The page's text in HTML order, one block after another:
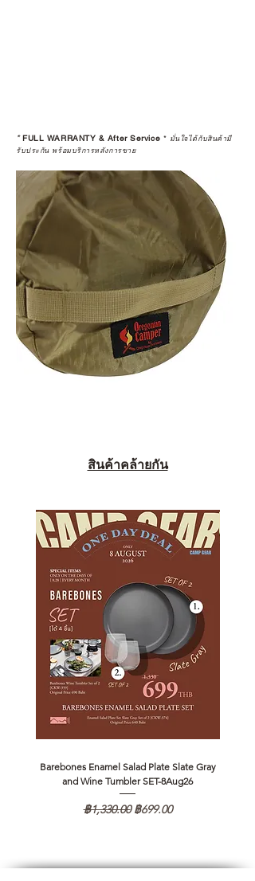
*FULL WARRANTY & After Service * มั่นใจได้กับสินค้ามี
รับประกัน พร้อมบริการหลังการขาย
สินค้าคล้ายกัน
Barebones Enamel Salad Plate Slate Gray
and Wine Tumbler SET-8Aug26
ราคาปกติ
฿1,330.00 ราคาขายลด
฿699.00